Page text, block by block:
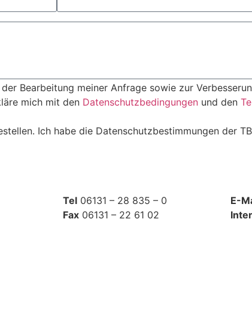
Bearbeitung meiner Anfrage sowie zur
mich mit den Datenschutzbedingungen und den
Ich habe die Datenschutzbestimmungen der
Tel 06131 – 28 835 – 0
Fax 06131 – 22 61 02
E-